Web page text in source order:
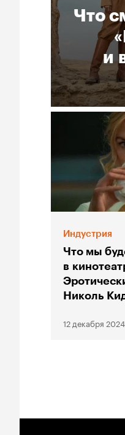
Что
и
Индустрия
Что мы
в
Николь
и другие
12 декабря 2024